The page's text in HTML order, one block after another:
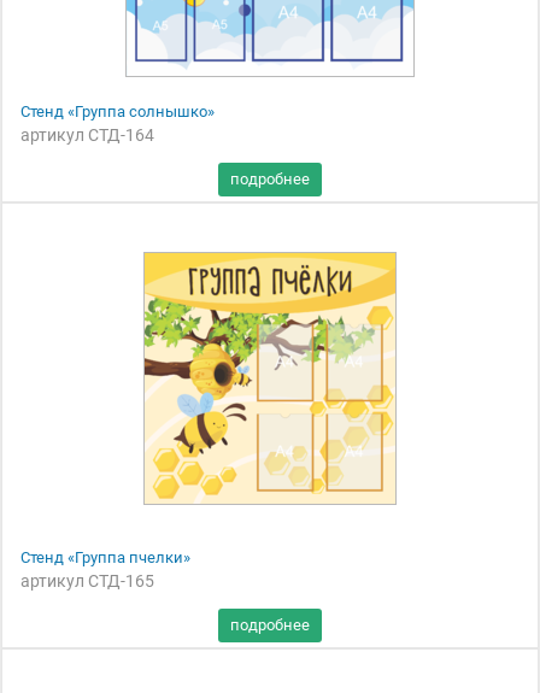
Стенд «Группа солнышко»
артикул СТД-164
Стенд «Группа пчелки»
артикул СТД-165